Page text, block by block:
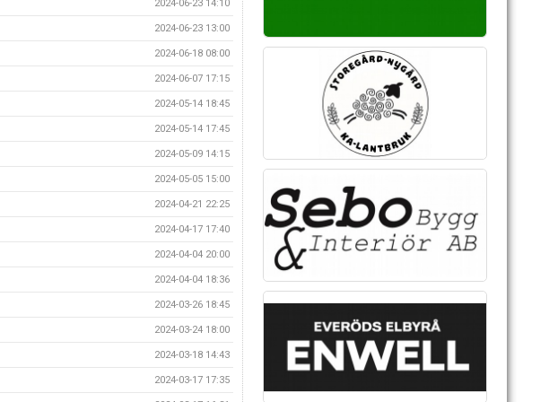
2024-06-23 14:10
2024-06-23 13:00
2024-06-18 08:00
2024-06-07 17:15
2024-05-14 18:45
2024-05-14 17:45
2024-05-09 14:15
2024-05-05 15:00
2024-04-21 22:25
2024-04-17 17:40
2024-04-04 20:00
2024-04-04 18:36
2024-03-26 18:45
2024-03-24 18:00
2024-03-18 14:43
2024-03-17 17:35